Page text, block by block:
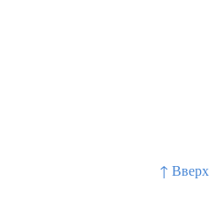
↑ Вверх